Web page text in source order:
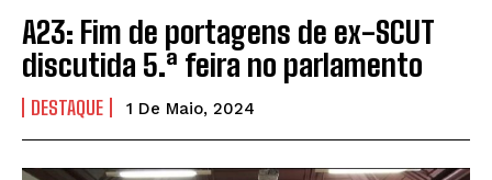
A23: Fim de portagens de ex-SCUT
discutida 5.ª feira no parlamento
DESTAQUE 1 De Maio, 2024